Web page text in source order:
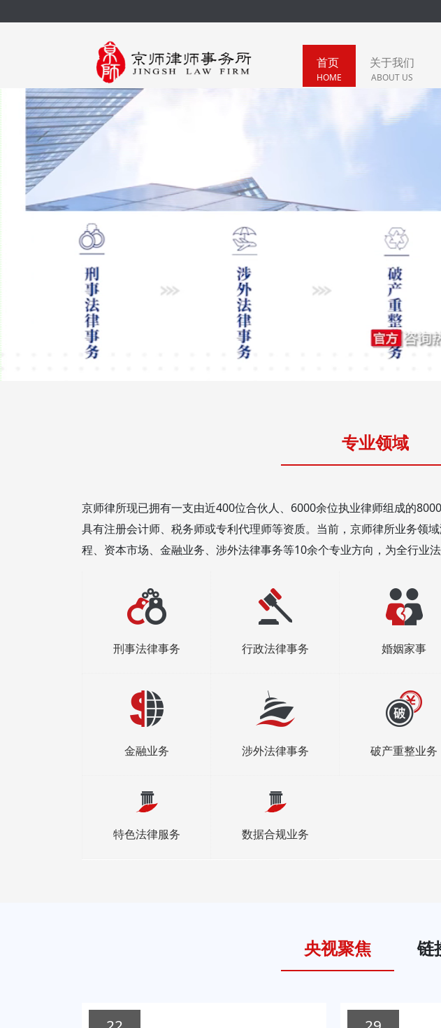
首页
HOME
关于我们
ABOUT US
专业领域
京师律所现已拥有一支由近400位合伙人、6000余位执业律师组成的
具有注册会计师、税务师或专利代理师等资质。当前，京师律所业务领
程、资本市场、金融业务、涉外法律事务等10余个专业方向，为全行业
刑事法律事务 行政法律事务 婚姻家事
金融业务 涉外法律事务 破产重整业务
特色法律服务 数据合规业务
央视聚焦 链